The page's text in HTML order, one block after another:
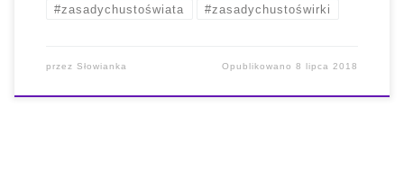
#zasadychustoświata #zasadychustoświrki
przez Słowianka Opublikowano8 lipca 2018